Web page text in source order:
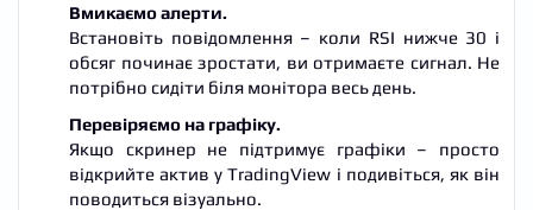
Вмикаємо алерти.
Встановіть повідомлення – коли RSI нижче 30 і
обсяг починає зростати, ви отримаєте сигнал. Не
потрібно сидіти біля монітора весь день.
Перевіряємо на графіку.
Якщо скринер не підтримує графіки – просто
відкрийте актив у TradingView і подивіться, як він
поводиться візуально.